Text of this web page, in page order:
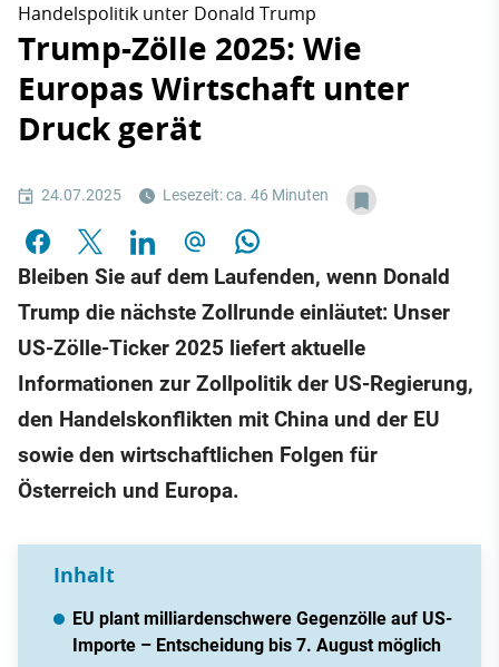
Handelspolitik unter Donald Trump
Trump-Zölle 2025: Wie
Europas Wirtschaft unter
Druck gerät
24.07.2025 Lesezeit: ca. 46 Minuten
Bleiben Sie auf dem Laufenden, wenn Donald
Trump die nächste Zollrunde einläutet: Unser
US-Zölle-Ticker 2025 liefert aktuelle
Informationen zur Zollpolitik der US-Regierung,
den Handelskonflikten mit China und der EU
sowie den wirtschaftlichen Folgen für
Österreich und Europa.
Inhalt
EU plant milliardenschwere Gegenzölle auf US-
Importe – Entscheidung bis 7. August möglich